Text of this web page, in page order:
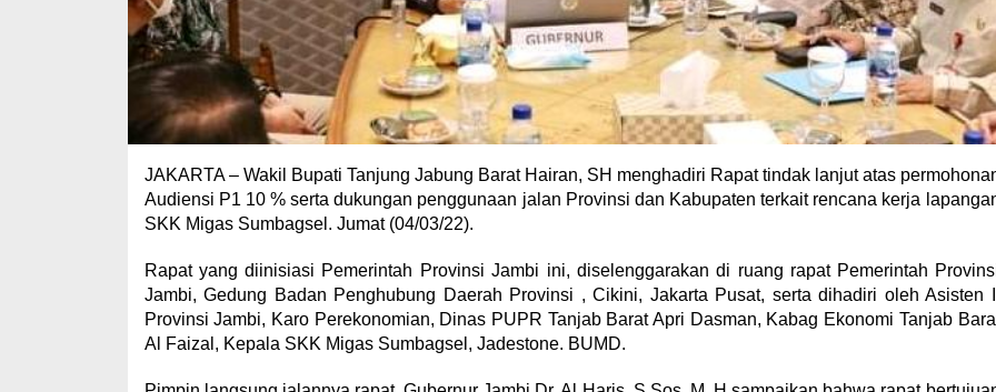
JAKARTA – Wakil Bupati Tanjung Jabung Barat Hairan, SH menghadiri Rapat tindak lanjut atas
Audiensi P1 10 % serta dukungan penggunaan jalan Provinsi dan Kabupaten terkait rencana kerja
SKK Migas Sumbagsel. Jumat (04/03/22).
Rapat yang diinisiasi Pemerintah Provinsi Jambi ini, diselenggarakan di ruang rapat Pemerintah
Jambi, Gedung Badan Penghubung Daerah Provinsi , Cikini, Jakarta Pusat, serta dihadiri oleh Asisten II
Provinsi Jambi, Karo Perekonomian, Dinas PUPR Tanjab Barat Apri Dasman, Kabag Ekonomi Tanjab
Al Faizal, Kepala SKK Migas Sumbagsel, Jadestone. BUMD.